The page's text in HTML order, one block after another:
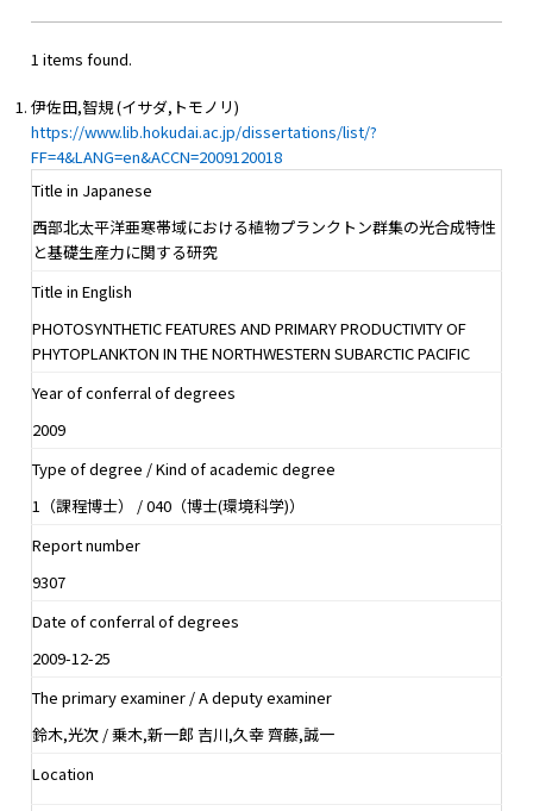
1 items found.
伊佐田,智規 (イサダ,トモノリ)
https://www.lib.hokudai.ac.jp/dissertations/list/?
FF=4&LANG=en&ACCN=2009120018
Title in Japanese
西部北太平洋亜寒帯域における植物プランクトン群集の光合成特性
と基礎生産力に関する研究
Title in English
PHOTOSYNTHETIC FEATURES AND PRIMARY PRODUCTIVITY OF
PHYTOPLANKTON IN THE NORTHWESTERN SUBARCTIC PACIFIC
Year of conferral of degrees
2009
Type of degree / Kind of academic degree
1（課程博士） / 040（博士(環境科学)）
Report number
9307
Date of conferral of degrees
2009-12-25
The primary examiner / A deputy examiner
鈴木,光次 / 乗木,新一郎 吉川,久幸 齊藤,誠一
Location